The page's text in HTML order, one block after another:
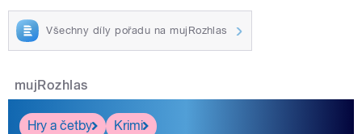
Všechny díly pořadu na mujRozhlas
mujRozhlas
Hry a četby
Krimi